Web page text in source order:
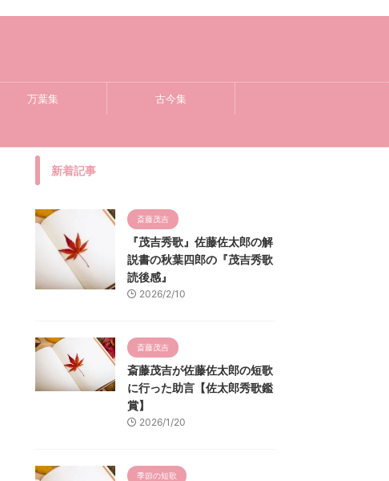
万葉集 古今集
新着記事
斎藤茂吉
『茂吉秀歌』佐藤佐太郎の解
説書の秋葉四郎の『茂吉秀歌
読後感』
2026/2/10
斎藤茂吉
斎藤茂吉が佐藤佐太郎の短歌
に行った助言【佐太郎秀歌鑑
賞】
2026/1/20
季節の短歌